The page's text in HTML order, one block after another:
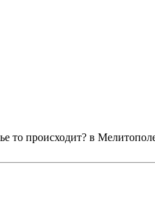
то происходит? в